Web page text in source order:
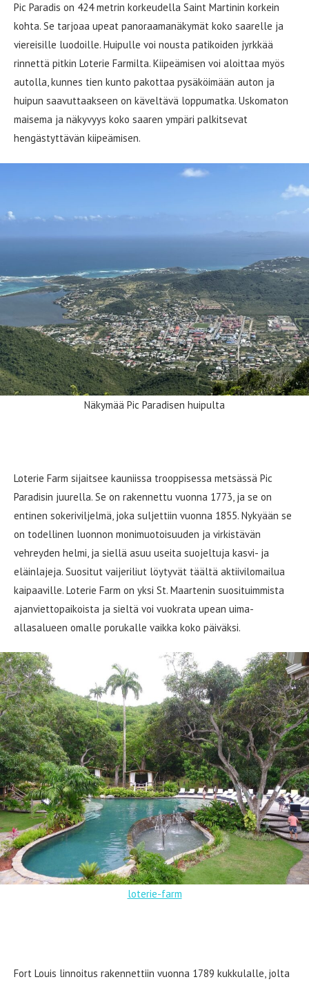
Pic Paradis on 424 metrin korkeudella Saint Martinin korkein
kohta. Se tarjoaa upeat panoraamanäkymät koko saarelle ja
viereisille luodoille. Huipulle voi nousta patikoiden jyrkkää
rinnettä pitkin Loterie Farmilta. Kiipeämisen voi aloittaa myös
autolla, kunnes tien kunto pakottaa pysäköimään auton ja
huipun saavuttaakseen on käveltävä loppumatka. Uskomaton
maisema ja näkyvyys koko saaren ympäri palkitsevat
hengästyttävän kiipeämisen.
Näkymää Pic Paradisen huipulta
Loterie Farm sijaitsee kauniissa trooppisessa metsässä Pic
Paradisin juurella. Se on rakennettu vuonna 1773, ja se on
entinen sokeriviljelmä, joka suljettiin vuonna 1855. Nykyään se
on todellinen luonnon monimuotoisuuden ja virkistävän
vehreyden helmi, ja siellä asuu useita suojeltuja kasvi- ja
eläinlajeja. Suositut vaijeriliut löytyvät täältä aktiivilomailua
kaipaaville. Loterie Farm on yksi St. Maartenin suosituimmista
ajanviettopaikoista ja sieltä voi vuokrata upean uima-
allasalueen omalle porukalle vaikka koko päiväksi.
loterie-farm
Fort Louis linnoitus rakennettiin vuonna 1789 kukkulalle, jolta